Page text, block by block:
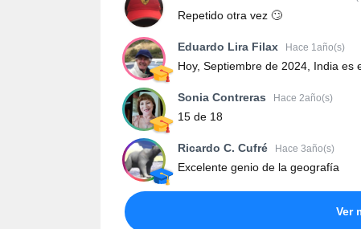
Repetido otra vez 🙄
Eduardo Lira Filax Hace 1año(s)
Hoy, Septiembre de 2024, India es
Sonia Contreras Hace 2año(s)
15 de 18
Ricardo C. Cufré Hace 3año(s)
Excelente genio de la geografía
Ver